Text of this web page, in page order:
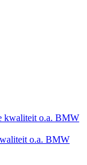
o.a. BMW